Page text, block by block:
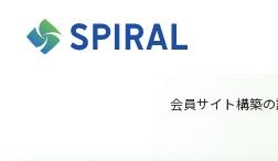
会員サイト構築